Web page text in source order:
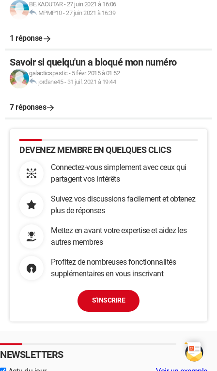
BE.KAOUTAR-27 juin 2021 à 16:06
MPMP10-27 juin 2021 à 16:39
1 réponse
Savoir si quelqu'un a bloqué mon numéro
galacticspastic - 5 févr. 2015 à 01:52
jordane45- 31 juil. 2021 à 19:44
7 réponses
DEVENEZ MEMBRE EN QUELQUES CLICS
Connectez-vous simplement avec ceux qui
partagent vos intérêts
Suivez vos discussions facilement et obtenez
plus de réponses
Mettez en avant votre expertise et aidez les
autres membres
Profitez de nombreuses fonctionnalités
supplémentaires en vous inscrivant
S'INSCRIRE
NEWSLETTERS